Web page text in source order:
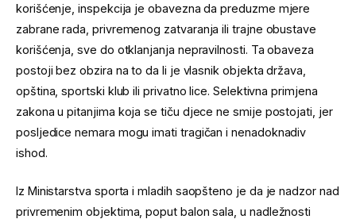
korišćenje, inspekcija je obavezna da preduzme mjere
zabrane rada, privremenog zatvaranja ili trajne obustave
korišćenja, sve do otklanjanja nepravilnosti. Ta obaveza
postoji bez obzira na to da li je vlasnik objekta država,
opština, sportski klub ili privatno lice. Selektivna primjena
zakona u pitanjima koja se tiču djece ne smije postojati, jer
posljedice nemara mogu imati tragičan i nenadoknadiv
ishod.
Iz Ministarstva sporta i mladih saopšteno je da je nadzor nad
privremenim objektima, poput balon sala, u nadležnosti